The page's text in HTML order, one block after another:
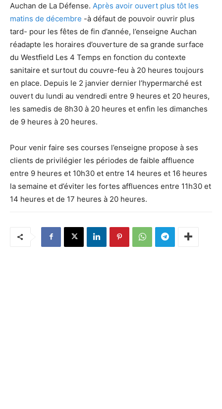
Auchan de La Défense. Après avoir ouvert plus tôt les
matins de décembre -à défaut de pouvoir ouvrir plus
tard- pour les fêtes de fin d’année, l’enseigne Auchan
réadapte les horaires d’ouverture de sa grande surface
du Westfield Les 4 Temps en fonction du contexte
sanitaire et surtout du couvre-feu à 20 heures toujours
en place. Depuis le 2 janvier dernier l’hypermarché est
ouvert du lundi au vendredi entre 9 heures et 20 heures,
les samedis de 8h30 à 20 heures et enfin les dimanches
de 9 heures à 20 heures.
Pour venir faire ses courses l’enseigne propose à ses
clients de privilégier les périodes de faible affluence
entre 9 heures et 10h30 et entre 14 heures et 16 heures
la semaine et d’éviter les fortes affluences entre 11h30 et
14 heures et de 17 heures à 20 heures.